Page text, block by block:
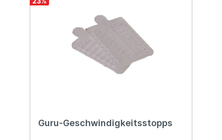
Guru-Geschwindigkeitsstopps